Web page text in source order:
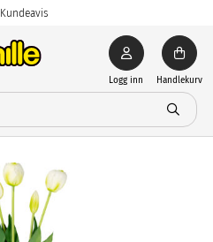
Kundeavis
Logg inn Handlekurv